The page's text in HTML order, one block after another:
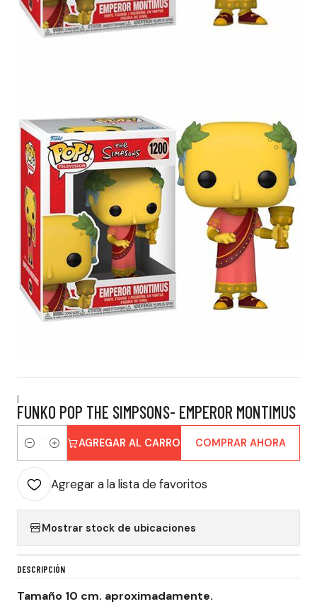
|
FUNKO POP THE SIMPSONS- EMPEROR MONTIMUS
Cantidad
AGREGAR AL CARRO COMPRAR AHORA
Agregar a la lista de favoritos
Mostrar stock de ubicaciones
DESCRIPCIÓN
Tamaño 10 cm. aproximadamente.